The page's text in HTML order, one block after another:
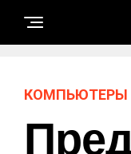
КОМПЬЮТЕРЫ